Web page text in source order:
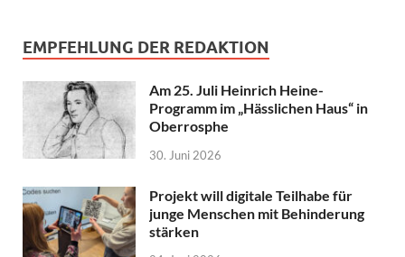
EMPFEHLUNG DER REDAKTION
Am 25. Juli Heinrich Heine-
Programm im „Hässlichen Haus“ in
Oberrosphe
30. Juni 2026
Projekt will digitale Teilhabe für
junge Menschen mit Behinderung
stärken